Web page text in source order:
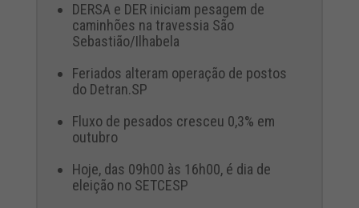
DERSA e DER iniciam pesagem de
caminhões na travessia São
Sebastião/Ilhabela
Feriados alteram operação de postos
do Detran.SP
Fluxo de pesados cresceu 0,3% em
outubro
Hoje, das 09h00 às 16h00, é dia de
eleição no SETCESP